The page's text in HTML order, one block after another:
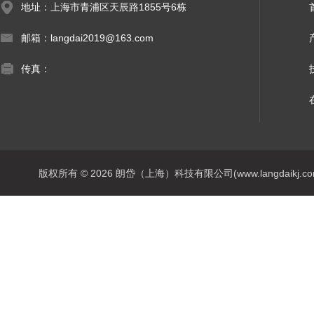
地址：上海市青浦区天辰路1855号6栋
邮箱：langdai2019@163.com
传真：
版权所有 © 2026 朗岱（上海）科技有限公司